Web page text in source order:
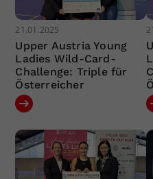
21.01.2025
Upper Austria Young
Ladies Wild-Card-
Challenge: Triple für
Österreicher